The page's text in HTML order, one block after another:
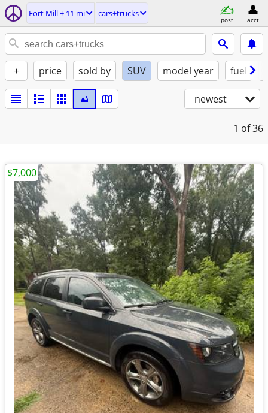
Fort Mill ± 11 mi cars+trucks
post acct
+ price sold by SUV model year fuel
newest
1 of 36
$7,000